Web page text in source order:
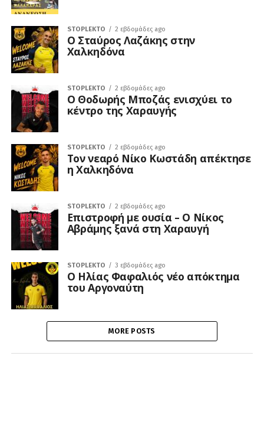
STOPLEKTO 2 εβδομάδες ago
Ο Σταύρος Λαζάκης στην
Χαλκηδόνα
STOPLEKTO 2 εβδομάδες ago
Ο Θοδωρής Μποζάς ενισχύει το
κέντρο της Χαραυγής
STOPLEKTO 2 εβδομάδες ago
Τον νεαρό Νίκο Κωστάδη απέκτησε
η Χαλκηδόνα
STOPLEKTO 2 εβδομάδες ago
Επιστροφή με ουσία – Ο Νίκος
Αβράμης ξανά στη Χαραυγή
STOPLEKTO 3 εβδομάδες ago
Ο Ηλίας Φαφαλιός νέο απόκτημα
του Αργοναύτη
MORE POSTS